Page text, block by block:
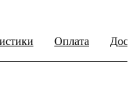
Оплата